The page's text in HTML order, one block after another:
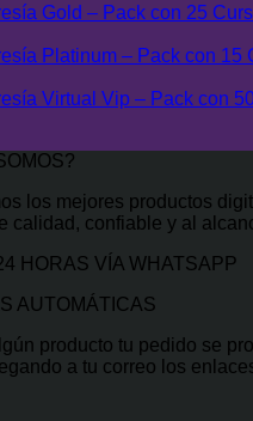
$5.00.Gold – Pack con 25
Platinum – Pack con 15
Virtual Vip – Pack con
los mejores productos
calidad, confiable y al
HORAS VÍA WHATSAPP
AUTOMÁTICAS
producto tu pedido se
a tu correo los